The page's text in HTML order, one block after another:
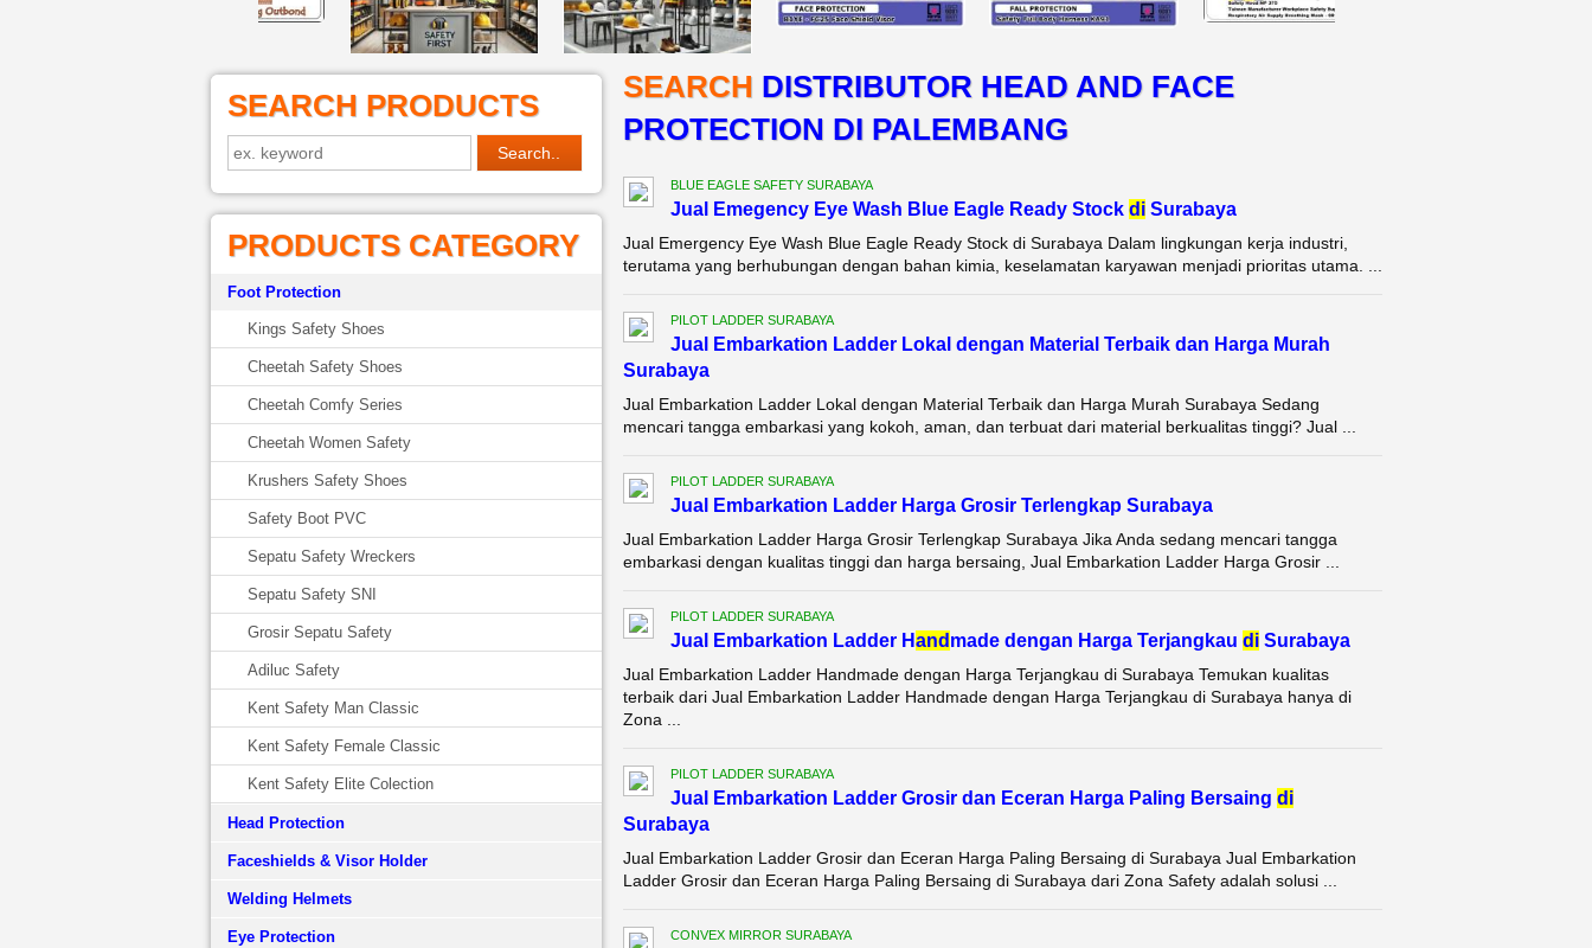
SEARCH PRODUCTS
PRODUCTS CATEGORY
Foot Protection
Kings Safety Shoes
Cheetah Safety Shoes
Cheetah Comfy Series
Cheetah Women Safety
Krushers Safety Shoes
Safety Boot PVC
Sepatu Safety Wreckers
Sepatu Safety SNI
Grosir Sepatu Safety
Adiluc Safety
Kent Safety Man Classic
Kent Safety Female Classic
Kent Safety Elite Colection
Head Protection
Faceshields & Visor Holder
Welding Helmets
Eye Protection
SEARCH DISTRIBUTOR HEAD AND FACE
PROTECTION DI PALEMBANG
BLUE EAGLE SAFETY SURABAYA
Jual Emegency Eye Wash Blue Eagle Ready Stock diSurabaya
Jual Emergency Eye Wash Blue Eagle Ready Stock di Surabaya Dalam lingkungan kerja industri,
terutama yang berhubungan dengan bahan kimia, keselamatan karyawan menjadi prioritas utama. ...
PILOT LADDER SURABAYA
Jual Embarkation Ladder Lokal dengan Material Terbaik dan Harga Murah
Surabaya
Jual Embarkation Ladder Lokal dengan Material Terbaik dan Harga Murah Surabaya Sedang
mencari tangga embarkasi yang kokoh, aman, dan terbuat dari material berkualitas tinggi? Jual ...
PILOT LADDER SURABAYA
Jual Embarkation Ladder Harga Grosir Terlengkap Surabaya
Jual Embarkation Ladder Harga Grosir Terlengkap Surabaya Jika Anda sedang mencari tangga
embarkasi dengan kualitas tinggi dan harga bersaing, Jual Embarkation Ladder Harga Grosir ...
PILOT LADDER SURABAYA
Jual Embarkation Ladder Hand made dengan Harga Terjangkau diSurabaya
Jual Embarkation Ladder Handmade dengan Harga Terjangkau di Surabaya Temukan kualitas
terbaik dari Jual Embarkation Ladder Handmade dengan Harga Terjangkau di Surabaya hanya di
Zona ...
PILOT LADDER SURABAYA
Jual Embarkation Ladder Grosir dan Eceran Harga Paling Bersaing di
Surabaya
Jual Embarkation Ladder Grosir dan Eceran Harga Paling Bersaing di Surabaya Jual Embarkation
Ladder Grosir dan Eceran Harga Paling Bersaing di Surabaya dari Zona Safety adalah solusi ...
CONVEX MIRROR SURABAYA